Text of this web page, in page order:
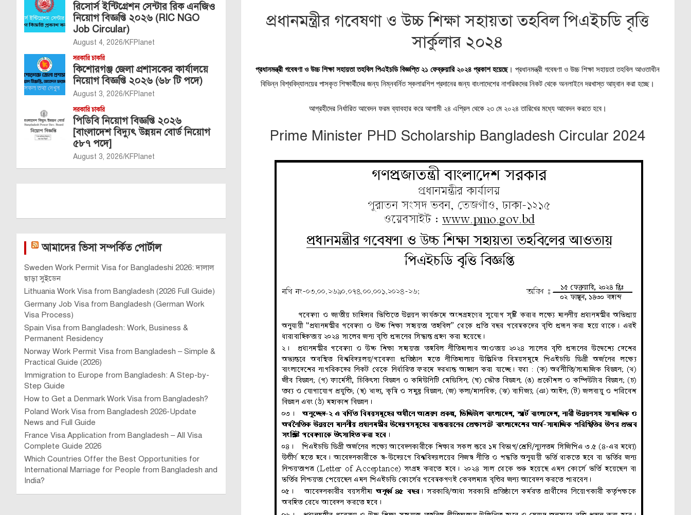
প্রধানমন্ত্রীর গবেষণা ও উচ্চ শিক্ষা সহায়তা তহবিল পিএইচডি বৃত্তি
সার্কুলার ২০২৪
প্রধানমন্ত্রী গবেষণা ও উচ্চ শিক্ষা সহায়তা তহবিল পিএইচডি বিজ্ঞপ্তি ২১ ফেব্রুয়ারি ২০২৪ প্রকাশ হয়েছে। প্রধানমন্ত্রী গবেষণা ও উচ্চ শিক্ষা সহায়তা তহবিল আওতাধীন
বিভিন্ন বিশ্ববিদ্যালয়ের পাসকৃত শিক্ষার্থীদের জন্য নিম্নবর্নিত স্কলারশিপ প্রদানের জন্য বাংলাদেশের নাগরিকদের নিকট থেকে অনলাইনে দরখাস্ত আহ্বান করা হচ্ছে।
আগ্রহীদের নির্ধারিত আবেদন ফরম ব্যাবহার করে আগামী ২৪ এপ্রিল থেকে ২৩ মে ২০২৪ তারিখের মধ্যে আবেদন করতে হবে।
Prime Minister PHD Scholarship Bangladesh Circular 2024
রিসোর্স ইন্টিগ্রেশন সেন্টার রিক এনজিও
নিয়োগ বিজ্ঞপ্তি ২০২৬ (RIC NGO
Job Circular)
August 4, 2026 KFPlanet
সরকারি চাকরি
কিশোরগঞ্জ জেলা প্রশাসকের কার্যালয়ে
নিয়োগ বিজ্ঞপ্তি ২০২৬ (৬৮ টি পদে)
August 3, 2026 KFPlanet
সরকারি চাকরি
পিডিবি নিয়োগ বিজ্ঞপ্তি ২০২৬
[বাংলাদেশ বিদ্যুৎ উন্নয়ন বোর্ড নিয়োগ
৫৮৭ পদে]
August 3, 2026 KFPlanet
আমাদের ভিসা সম্পর্কিত পোর্টাল
Sweden Work Permit Visa for Bangladeshi 2026: দালাল
ছাড়া সুইডেন
Lithuania Work Visa from Bangladesh (2026 Full Guide)
Germany Job Visa from Bangladesh (German Work
Visa Process)
Spain Visa from Bangladesh: Work, Business &
Permanent Residency
Norway Work Permit Visa from Bangladesh – Simple &
Practical Guide (2026)
Immigration to Europe from Bangladesh: A Step-by-
Step Guide
How to Get a Denmark Work Visa from Bangladesh?
Poland Work Visa from Bangladesh 2026-Update
News and Full Guide
France Visa Application from Bangladesh – All Visa
Complete Guide 2026
Which Countries Offer the Best Opportunities for
International Marriage for People from Bangladesh and
India?